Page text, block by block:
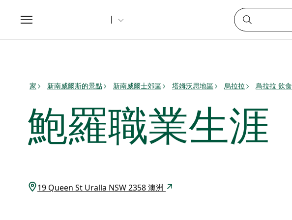
Toggle
navigation
家 新南威爾斯的景點 新南威爾士郊區 塔姆沃思地區 烏拉拉 烏拉拉 飲食
鮑羅職業生涯
19 Queen St Uralla NSW 2358 澳洲